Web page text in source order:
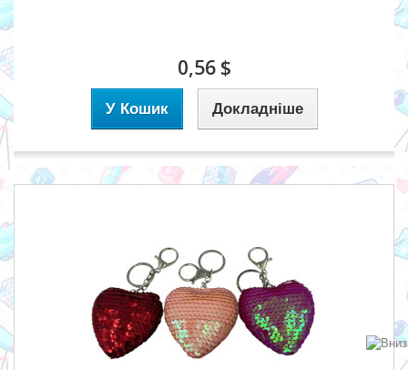
0,56 $
У Кошик Докладніше